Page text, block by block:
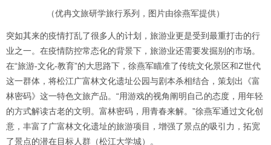
（优冉文旅研学旅行系列，图片由徐燕军提供）
突如其来的疫情打乱了很多人的计划，旅游业更是受到最重打击的行
业之一。在疫情防控常态化的背景下，旅游业还需要发掘别的市场。
在“旅游-文化-教育”的大思路下，徐燕军瞄准了传统文化景区和Z世代
这一群体，将松江广富林文化遗址公园与剧本杀相结合，策划出《富
林密码》这一特色文旅产品。“用游戏的视角阐明自己的态度，用年轻
的方式解读古老的文明。富林密码，用青春来解。”徐燕军通过文化创
意，丰富了广富林文化遗址的旅游项目，增强了景点的吸引力，拓宽
了景点的潜在目标人群（松江大学城）。